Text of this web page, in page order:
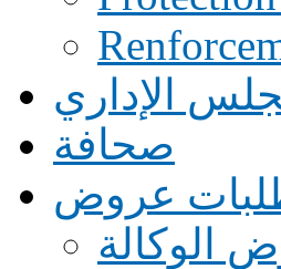
الإداري
صحافة
عروض
الوكالة